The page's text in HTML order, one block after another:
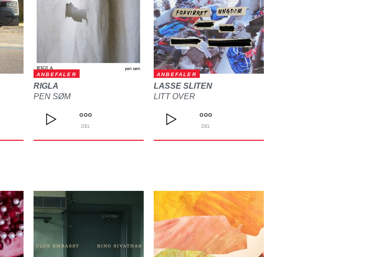
ANBEFALER
RIGLA
PEN SØM
DEL
ANBEFALER
LASSE SLITEN
LITT OVER
DEL